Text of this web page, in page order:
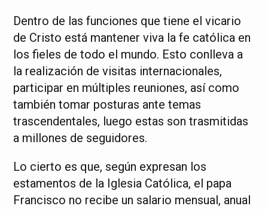
Dentro de las funciones que tiene el vicario
de Cristo está mantener viva la fe católica en
los fieles de todo el mundo. Esto conlleva a
la realización de visitas internacionales,
participar en múltiples reuniones, así como
también tomar posturas ante temas
trascendentales, luego estas son trasmitidas
a millones de seguidores.
Lo cierto es que, según expresan los
estamentos de la Iglesia Católica, el papa
Francisco no recibe un salario mensual, anual